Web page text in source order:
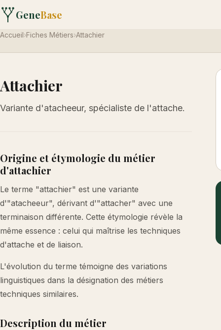
GeneBase
Accueil›Fiches Métiers›Attachier
Attachier
Variante d'atacheeur, spécialiste de l'attache.
Origine et étymologie du métier
d'attachier
Le terme "attachier" est une variante
d'"atacheeur", dérivant d'"attacher" avec une
terminaison différente. Cette étymologie révèle la
même essence : celui qui maîtrise les techniques
d'attache et de liaison.
L'évolution du terme témoigne des variations
linguistiques dans la désignation des métiers
techniques similaires.
Description du métier